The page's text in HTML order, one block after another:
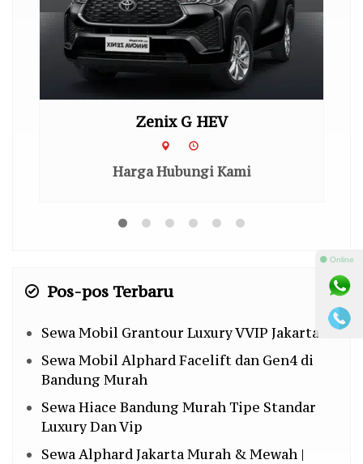
Zenix G HEV
Harga Hubungi Kami
Pos-pos Terbaru
Sewa Mobil Grantour Luxury VVIP Jakarta
Sewa Mobil Alphard Facelift dan Gen4 di
Bandung Murah
Sewa Hiace Bandung Murah Tipe Standar
Luxury Dan Vip
Sewa Alphard Jakarta Murah & Mewah |
⚫ Online